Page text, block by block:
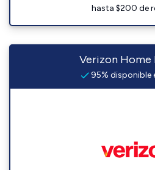
hasta $200 de
Verizon Home
95% disponible